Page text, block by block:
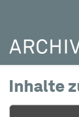
Inhalte